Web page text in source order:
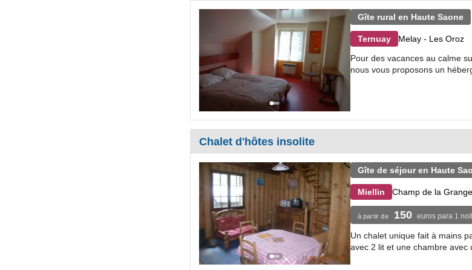
Gîte rural en Haute Saone
Ternuay Melay - Les Oroz
Pour des vacances au calme
nous vous proposons un
Chalet d'hôtes insolite
Gîte de séjour en Haute
Miellin Champ de la Grange
à partir de 150 euros para 1
Un chalet unique fait à mains
avec 2 lit et une chambre avec